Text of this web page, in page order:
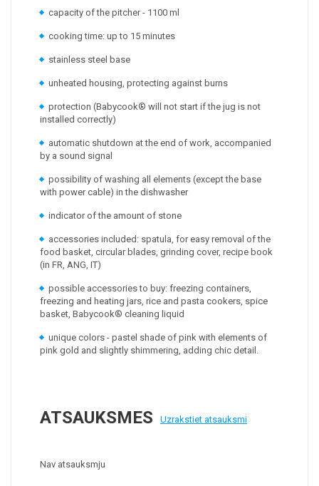
capacity of the pitcher - 1100 ml
cooking time: up to 15 minutes
stainless steel base
unheated housing, protecting against burns
protection (Babycook® will not start if the jug is not
installed correctly)
automatic shutdown at the end of work, accompanied
by a sound signal
possibility of washing all elements (except the base
with power cable) in the dishwasher
indicator of the amount of stone
accessories included: spatula, for easy removal of the
food basket, circular blades, grinding cover, recipe book
(in FR, ANG, IT)
possible accessories to buy: freezing containers,
freezing and heating jars, rice and pasta cookers, spice
basket, Babycook® cleaning liquid
unique colors - pastel shade of pink with elements of
pink gold and slightly shimmering, adding chic detail.
ATSAUKSMES Uzrakstiet atsauksmi
Nav atsauksmju